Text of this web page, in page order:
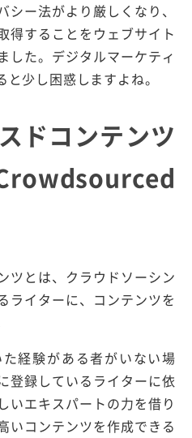
ー法がより厳しくなり、
得することをウェブサイト
した。デジタルマーケティ
少し困惑しますよね。
ドコンテンツ
ツとは、クラウドソーシン
ライターに、コンテンツを
経験がある者がいない場
登録しているライターに依
いエキスパートの力を借り
いコンテンツを作成できる